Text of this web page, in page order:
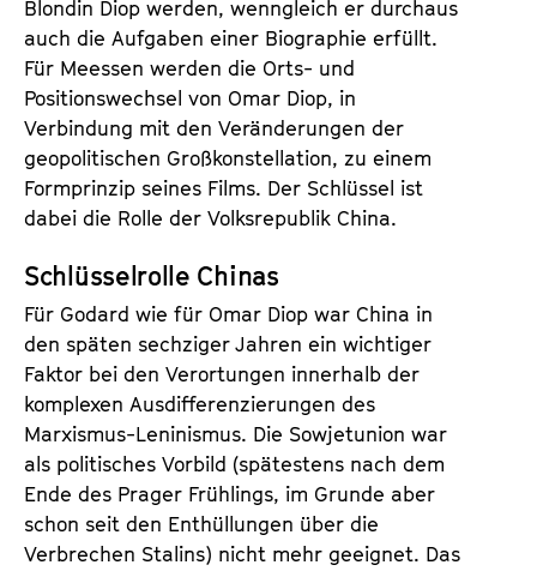
Blondin Diop werden, wenngleich er durchaus
auch die Aufgaben einer Biographie erfüllt.
Für Meessen werden die Orts- und
Positionswechsel von Omar Diop, in
Verbindung mit den Veränderungen der
geopolitischen Großkonstellation, zu einem
Formprinzip seines Films. Der Schlüssel ist
dabei die Rolle der Volksrepublik China.
Schlüsselrolle Chinas
Für Godard wie für Omar Diop war China in
den späten sechziger Jahren ein wichtiger
Faktor bei den Verortungen innerhalb der
komplexen Ausdifferenzierungen des
Marxismus-Leninismus. Die Sowjetunion war
als politisches Vorbild (spätestens nach dem
Ende des Prager Frühlings, im Grunde aber
schon seit den Enthüllungen über die
Verbrechen Stalins) nicht mehr geeignet. Das